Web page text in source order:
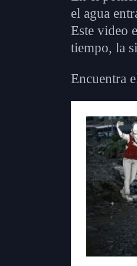
el agua
Este video
tiempo, la
Encuentra